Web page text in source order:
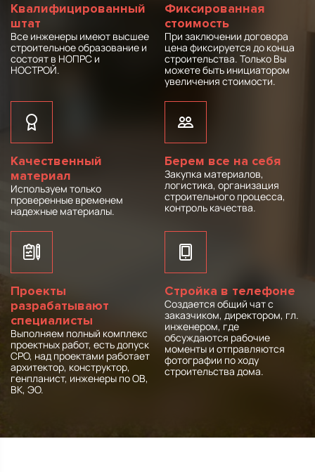
Квалифицированный
штат
Все инженеры имеют высшее
строительное образование и
состоят в НОПРС и
НОСТРОЙ.
Фиксированная
стоимость
При заключении договора
цена фиксируется до конца
строительства. Только Вы
можете быть инициатором
увеличения стоимости.
Качественный
материал
Используем только
проверенные временем
надежные материалы.
Берем все на себя
Закупка материалов,
логистика, организация
строительного процесса,
контроль качества.
Проекты
разрабатывают
специалисты
Выполняем полный комплекс
проектных работ, есть допуск
СРО, над проектами работает
архитектор, конструктор,
генпланист, инженеры по ОВ,
ВК, ЭО.
Стройка в телефоне
Создается общий чат с
заказчиком, директором, гл.
инженером, где
обсуждаются рабочие
моменты и отправляются
фотографии по ходу
строительства дома.